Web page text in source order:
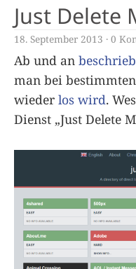
Just Delete
18. September 2013 0
Ab und an
man bei
wieder los wird.
Dienst „Just Delete